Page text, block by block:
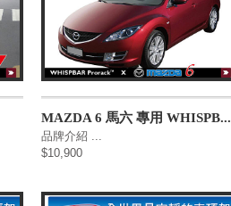
MAZDA 6 馬六 專用 WHISPB...
品牌介紹 ...
$10,900